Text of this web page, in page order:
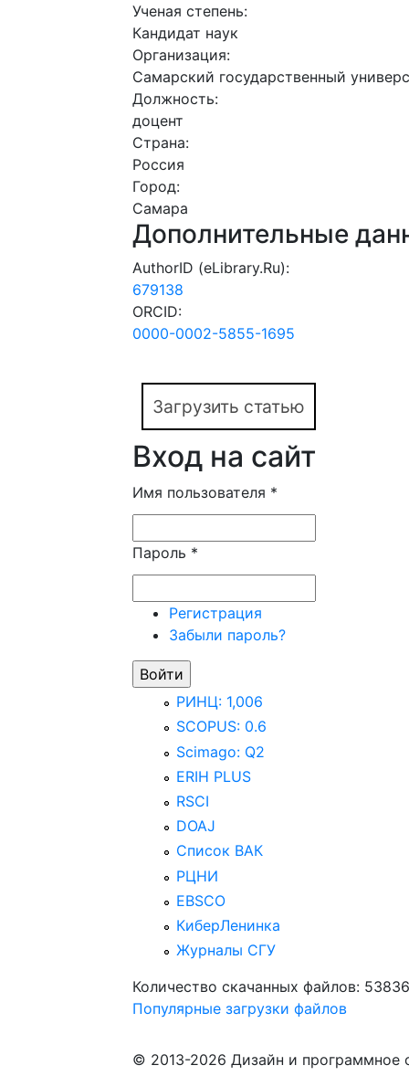
Ученая степень:
Кандидат наук
Организация:
Самарский государственный
Должность:
доцент
Страна:
Россия
Город:
Самара
Дополнительные
AuthorID (eLibrary.Ru):
679138
ORCID:
0000-0002-5855-1695
Загрузить статью
Вход на сайт
Имя пользователя *
Пароль *
Регистрация
Забыли пароль?
РИНЦ: 1,006
SCOPUS: 0.6
Scimago: Q2
ERIH PLUS
RSCI
DOAJ
Список ВАК
РЦНИ
EBSCO
КиберЛенинка
Журналы СГУ
Количество скачанных файлов:
Популярные загрузки файлов
© 2013-2026 Дизайн и программное